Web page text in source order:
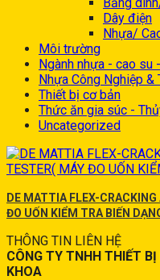
Dây điện
Nhựa/
Môi trường
Ngành nhựa - cao su
Nhựa Công Nghiệp &
Thiết bị cơ bản
Thức ăn gia súc -
Uncategorized
DE MATTIA FLEX-
ĐO UỐN KIỂM TRA BIẾN
THÔNG TIN LIÊN HỆ
CÔNG TY TNHH THIẾT
KHOA